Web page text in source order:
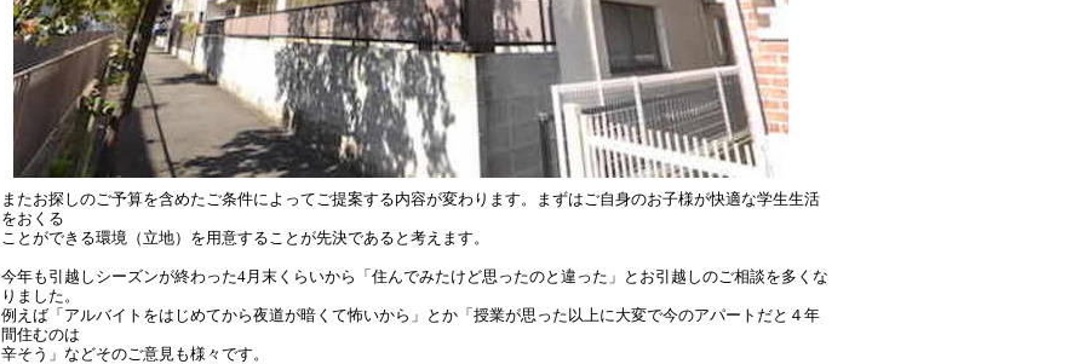
またお探しのご予算を含めたご条件によってご提案する内容が変わります。まずはご自身のお子様が快適な学生生活
をおくる
ことができる環境（立地）を用意することが先決であると考えます。
今年も引越しシーズンが終わった4月末くらいから「住んでみたけど思ったのと違った」とお引越しのご相談を多くな
りました。
例えば「アルバイトをはじめてから夜道が暗くて怖いから」とか「授業が思った以上に大変で今のアパートだと４年
間住むのは
辛そう」などそのご意見も様々です。